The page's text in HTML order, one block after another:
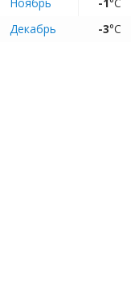
Декабрь
-3°C